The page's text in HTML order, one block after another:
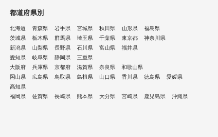
都道府県別
北海道 青森県 岩手県 宮城県 秋田県 山形県
福島県
茨城県
栃木県 群馬県 埼玉県 千葉県 東京都
神奈川県
新潟県
山梨県 長野県 石川県 富山県
福井県
愛知県
岐阜県 静岡県
三重県
大阪府
兵庫県 京都府 滋賀県 奈良県
和歌山県
岡山県
広島県 鳥取県 島根県 山口県 香川県 徳島県
愛媛県
高知県
福岡県
佐賀県 長崎県 熊本県 大分県 宮崎県 鹿児島県 沖縄県